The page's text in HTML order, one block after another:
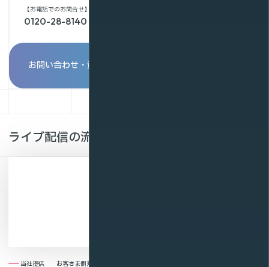
【お電話でのお問合せ】
0120-28-8140
お問い合わせ・資料請求
ライブ配信の流れ・対応範囲
当社提供 お客さま側対応